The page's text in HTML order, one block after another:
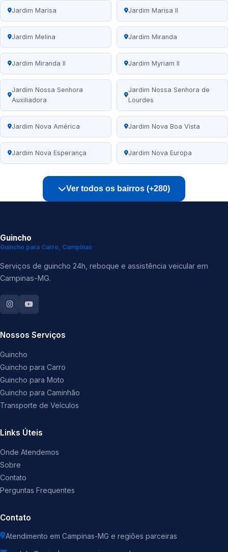
Jardim Marisa Jardim Marisa II
Jardim Melina Jardim Miranda
Jardim Miranda II Jardim Myriam II
Jardim Nossa Senhora
Auxiliadora
Jardim Nossa Senhora de
Lourdes
Jardim Nova América Jardim Nova Boa Vista
Jardim Nova Esperança Jardim Nova Europa
Ver todos os bairros (+280)
Guincho
Guincho para Carro, Campinas
Serviços de guincho 24h, reboque e assistência veicular em
Campinas-MG.
Nossos Serviços
Guincho
Guincho para Carro
Guincho para Moto
Guincho para Caminhão
Transporte de Veículos
Links Úteis
Onde Atendemos
Sobre
Contato
Perguntas Frequentes
Contato
Atendimento em Campinas-MG e regiões parceiras